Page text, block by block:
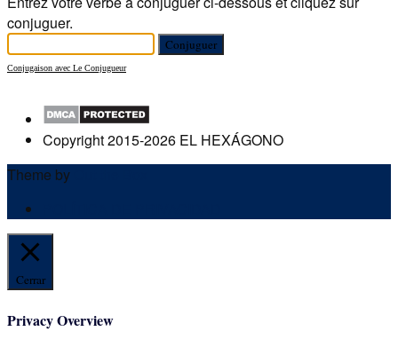
conjuguer.
Conjugaison avec Le Conjugueur
Copyright 2015-2026 EL HEXÁGONO
Theme by
Cerrar
Privacy Overview